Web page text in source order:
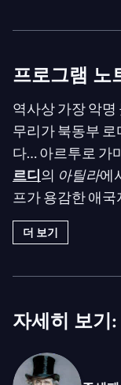
프로그램 노
역사상 가장 악명
무리가 북동부
다… 아르투로 가
르디의 아틸라에
프가 용감한 애
바)와 그녀의 동
스키), 포레스토(
역사 드라마 형식
이탈리아의 뜨거
더 보기
자세히 보기